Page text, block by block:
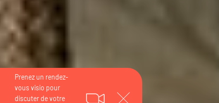
Prenez un rendez-vous visio